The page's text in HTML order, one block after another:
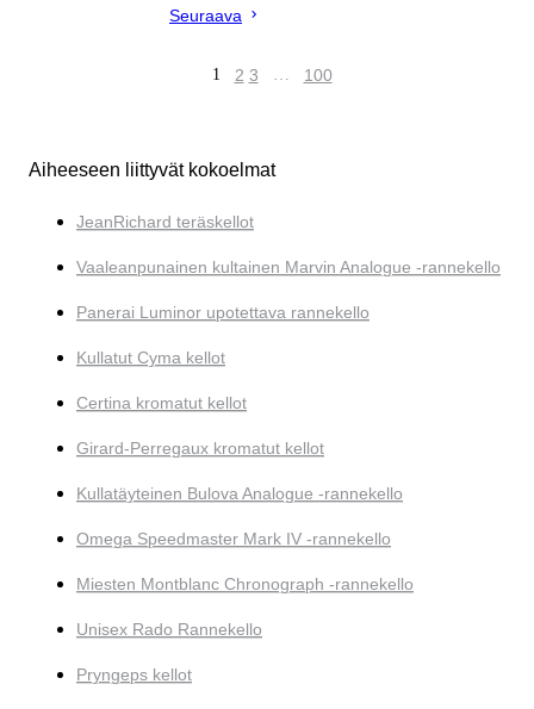
Seuraava
1 2 3 … 100
Aiheeseen liittyvät kokoelmat
JeanRichard teräskellot
Vaaleanpunainen kultainen Marvin Analogue -rannekello
Panerai Luminor upotettava rannekello
Kullatut Cyma kellot
Certina kromatut kellot
Girard-Perregaux kromatut kellot
Kullatäyteinen Bulova Analogue -rannekello
Omega Speedmaster Mark IV -rannekello
Miesten Montblanc Chronograph -rannekello
Unisex Rado Rannekello
Pryngeps kellot